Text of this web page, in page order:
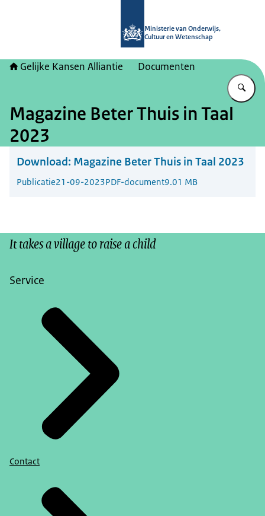
Ministerie van Onderwijs,
Cultuur en Wetenschap
Gelijke Kansen Alliantie Documenten
Magazine Beter Thuis in Taal
2023
Download: Magazine Beter Thuis in Taal 2023
Publicatie21-09-2023PDF-document9.01 MB
It takes a village to raise a child
Service
Contact